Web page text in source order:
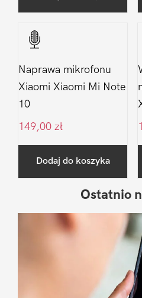
Naprawa mikrofonu
Xiaomi Xiaomi Mi Note
10
149,00 zł
Dodaj do koszyka
Sidebar
Ostatnio